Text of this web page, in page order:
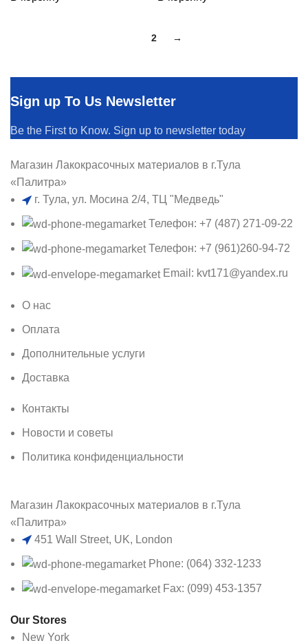
2 →
Sign up To Us Newsletter
Be the First to Know. Sign up to newsletter today
Магазин Лакокрасочных материалов в г.Тула
«Палитра»
г. Тула, ул. Мосина 2/4, ТЦ "Медведь"
Телефон: +7 (487) 271-09-22
Телефон: +7 (961)260-94-72
Email: kvt171@yandex.ru
О нас
Оплата
Дополнительные услуги
Доставка
Контакты
Новости и советы
Политика конфиденциальности
Магазин Лакокрасочных материалов в г.Тула
«Палитра»
451 Wall Street, UK, London
Phone: (064) 332-1233
Fax: (099) 453-1357
Our Stores
New York